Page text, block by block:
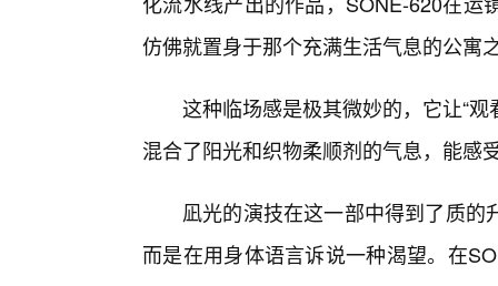
仿佛就置身于那个充满生活气息的公寓
这种临场感是极其微妙的，它让“
混合了阳光和织物柔顺剂的气息，能感
凪光的演技在这一部中得到了质
而是在用身体语言诉说一种渴望。在